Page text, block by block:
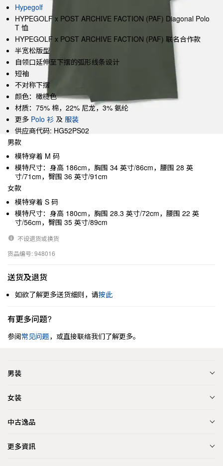
Hypegolf
HYPEGOLF x POST ARCHIVE FACTION (PAF) Diagonal Polo
T 恤
HYPEGOLF x POST ARCHIVE FACTION (PAF) 联名合作款
半宽松版型
自领口延伸至下摆的弧形线条设计
短袖
不对称下摆
颜色：橄榄色
材质：75% 棉，22% 尼龙，3% 氨纶
更多 Polo 衫 及 服装
供应商代码: HG52PS02
男款
模特穿着 M 码
模特尺寸：身高 186cm，胸围 34 英寸/86cm，腰围 28 英
寸/71cm，臀围 36 英寸/91cm
女款
模特穿着 S 码
模特尺寸：身高 180cm，胸围 28.3 英寸/72cm，腰围 22 英
寸/56cm，臀围 35 英寸/89cm
不设退货或换货
货品编号: 948016
送货及退货
如欲了解更多送货细则，请按此
有更多问题?
参阅常见问题，或直接联络我们了解更多。
男装
女装
中古逸品
更多資訊